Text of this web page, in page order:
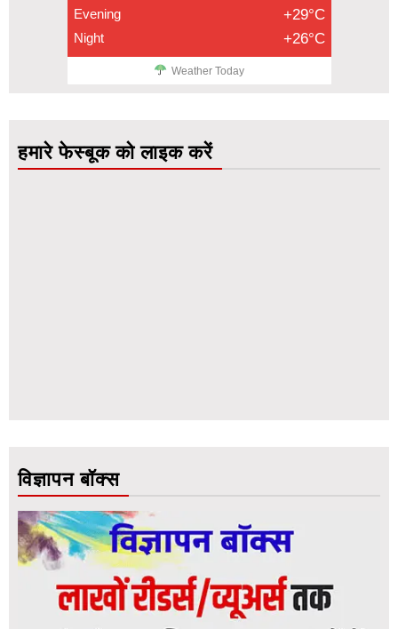
Evening +29°C
Night +26°C
Weather Today
हमारे फेस्बूक को लाइक करें
विज्ञापन बॉक्स